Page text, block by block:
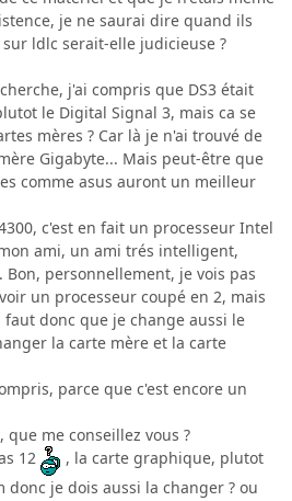
je ne saurai dire quand ils
ldlc serait-elle judicieuse ?
j'ai compris que DS3 était
le Digital Signal 3, mais ca se
mères ? Car là je n'ai trouvé de
Gigabyte... Mais peut-être que
comme asus auront un meilleur
c'est en fait un processeur Intel
ami, un ami trés intelligent,
personnellement, je vois pas
un processeur coupé en 2, mais
faut donc que je change aussi le
la carte mère et la carte
parce que c'est encore un
me conseillez vous ?
12
, la carte graphique, plutot
donc je dois aussi la changer ? ou